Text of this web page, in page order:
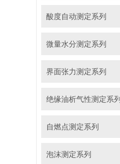
酸度自动测定系列
微量水分测定系列
界面张力测定系列
绝缘油析气性测定系列
自燃点测定系列
泡沫测定系列